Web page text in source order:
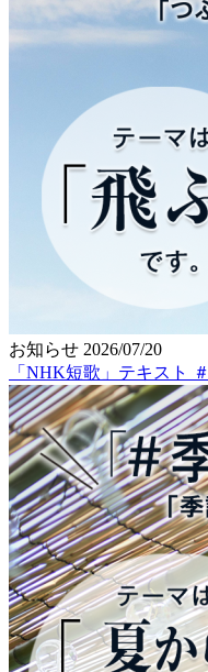
お知らせ 2026/07/20
「NHK短歌」テキスト